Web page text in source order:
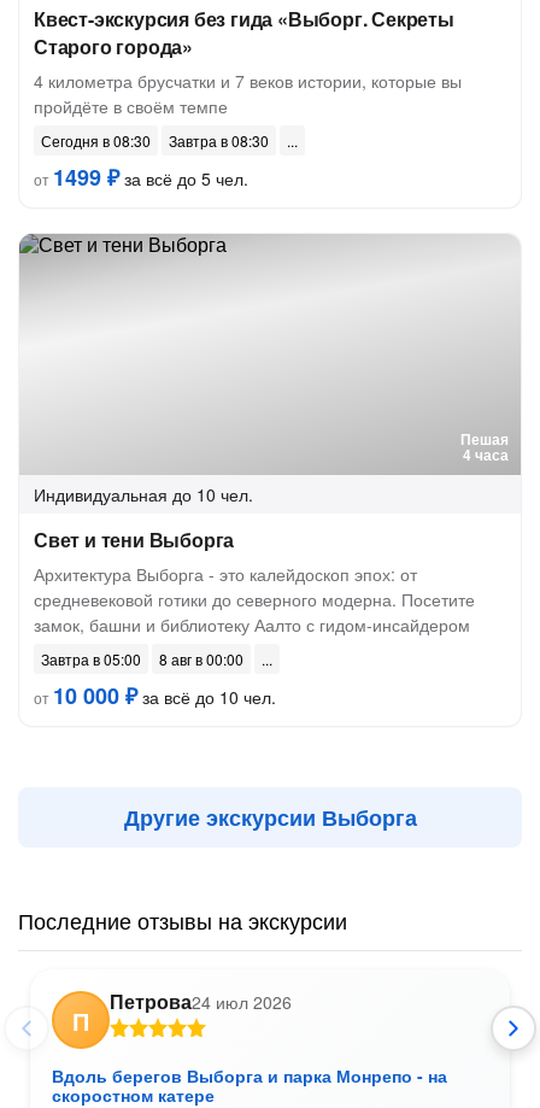
Квест-экскурсия без гида «Выборг. Секреты
Старого города»
4 километра брусчатки и 7 веков истории, которые вы
пройдёте в своём темпе
Сегодня в 08:30
Завтра в 08:30
от 1499 ₽за всё до 5 чел.
Пешая
4 часа
Индивидуальная до 10 чел.
Свет и тени Выборга
Архитектура Выборга - это калейдоскоп эпох: от
средневековой готики до северного модерна. Посетите
замок, башни и библиотеку Аалто с гидом-инсайдером
Завтра в 05:00
8 авг в 00:00
от 10 000 ₽за всё до 10 чел.
Другие экскурсии Выборга
Последние отзывы на экскурсии
П
Петрова24 июл 2026
Вдоль берегов Выборга и парка Монрепо - на
скоростном катере